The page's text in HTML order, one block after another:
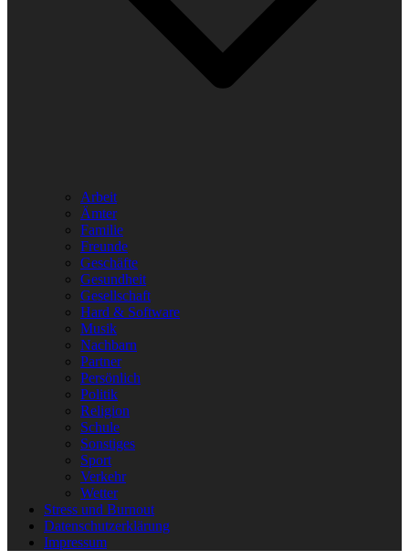
Arbeit
Ämter
Familie
Freunde
Geschäfte
Gesundheit
Gesellschaft
Hard & Software
Musik
Nachbarn
Partner
Persönlich
Politik
Religion
Schule
Sonstiges
Sport
Verkehr
Wetter
Stress und Burnout
Datenschutzerklärung
Impressum